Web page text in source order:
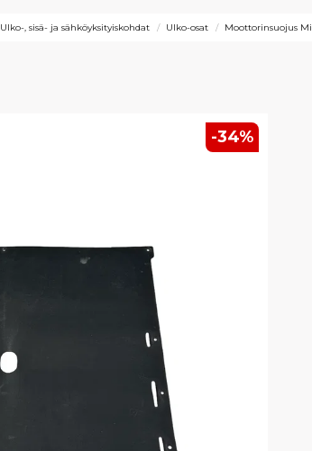
Ulko-, sisä- ja sähköyksityiskohdat Ulko-osat Moottorinsuojus
-34%